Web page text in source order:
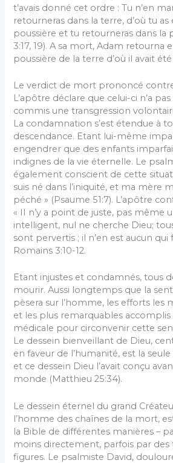
t’avais donné cet ordre : Tu n’en
retourneras dans la terre, d’où tu as
poussière et tu retourneras dans la
3:17, 19). A sa mort, Adam retourna
poussière de la terre d’où il avait
Le verdict de mort prononcé
L’apôtre déclare que celui-ci n’a
commis une transgression
La condamnation s’est étendue à
descendance. Etant lui-même
engendrer que des enfants
indignes de la vie éternelle. Le
également conscient de cette
suis né dans l’iniquité, et ma mère
péché » (Psaume 51:7). L’apôtre
« II n’y a point de juste, pas même
intelligent, nul ne cherche Dieu;
sont pervertis ; il n’en est aucun qui
Romains 3:10-12.
Etant injustes et condamnés, tous
mourir. Aussi longtemps que la
pèsera sur l’homme, les efforts les
et les plus remarquables accomplis
médicale pour circonvenir cette
Le dessein bienveillant de Dieu,
en faveur de l’humanité, est la
et ce dessein Dieu l’avait conçu
monde (Matthieu 25:34).
Le dessein éternel du grand
l’homme des chaînes de la mort,
la Bible de différentes manières –
moins directement, parfois par des
figures. Le psalmiste David,